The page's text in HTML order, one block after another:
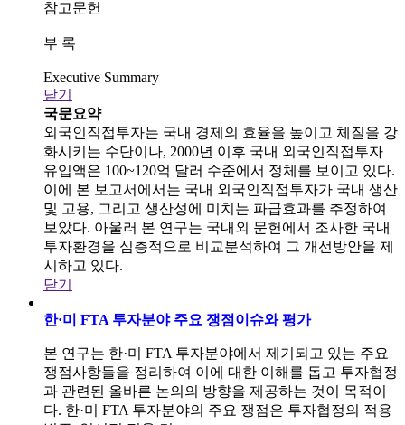
참고문헌
부 록
Executive Summary
닫기
국문요약
외국인직접투자는 국내 경제의 효율을 높이고 체질을 강
화시키는 수단이나, 2000년 이후 국내 외국인직접투자
유입액은 100~120억 달러 수준에서 정체를 보이고 있다.
이에 본 보고서에서는 국내 외국인직접투자가 국내 생산
및 고용, 그리고 생산성에 미치는 파급효과를 추정하여
보았다. 아울러 본 연구는 국내외 문헌에서 조사한 국내
투자환경을 심층적으로 비교분석하여 그 개선방안을 제
시하고 있다.
닫기
한·미 FTA 투자분야 주요 쟁점이슈와 평가
본 연구는 한·미 FTA 투자분야에서 제기되고 있는 주요
쟁점사항들을 정리하여 이에 대한 이해를 돕고 투자협정
과 관련된 올바른 논의의 방향을 제공하는 것이 목적이
다. 한·미 FTA 투자분야의 주요 쟁점은 투자협정의 적용